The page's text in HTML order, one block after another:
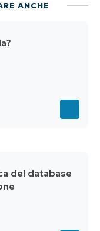
ANCHE
del database